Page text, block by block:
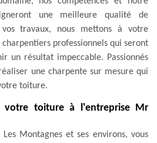
une meilleure qualité de
travaux, nous mettons à votre
professionnels qui seront
un résultat impeccable. Passionnés
une charpente sur mesure qui
toiture.
votre toiture à l'entreprise Mr
Montagnes et ses environs, vous